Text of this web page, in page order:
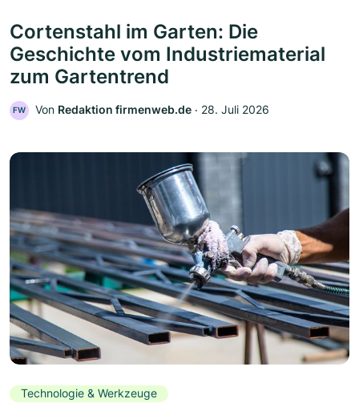
Cortenstahl im Garten: Die
Geschichte vom Industriematerial
zum Gartentrend
FW Von Redaktion firmenweb.de ‧ 28. Juli 2026
Technologie & Werkzeuge